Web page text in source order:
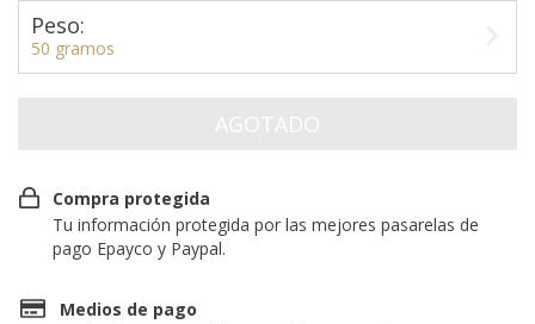
Peso:
50 gramos
Compra protegida
Tu información protegida por las mejores pasarelas de
pago Epayco y Paypal.
Medios de pago